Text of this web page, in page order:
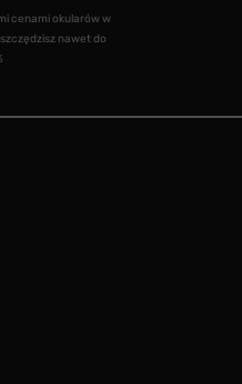
cenami okularów w
nawet do